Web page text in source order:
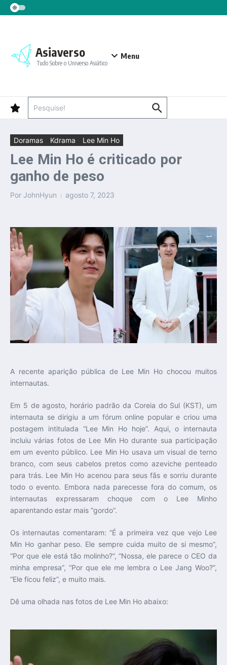
Ir para o conteúdo
Asiaverso
Tudo Sobre o Universo Asiático
Menu
Doramas Kdrama Lee Min Ho
Lee Min Ho é criticado por
ganho de peso
Por JohnHyun agosto 7, 2023
A recente aparição pública de Lee Min Ho chocou muitos
internautas.
Em 5 de agosto, horário padrão da Coreia do Sul (KST), um
internauta se dirigiu a um fórum online popular e criou uma
postagem intitulada “Lee Min Ho hoje”. Aqui, o internauta
incluiu várias fotos de Lee Min Ho durante sua participação
em um evento público. Lee Min Ho usava um visual de terno
branco, com seus cabelos pretos como azeviche penteado
para trás. Lee Min Ho acenou para seus fãs e sorriu durante
todo o evento. Embora nada parecesse fora do comum, os
internautas expressaram choque com o Lee Minho
aparentando estar mais “gordo”.
Os internautas comentaram: “É a primeira vez que vejo Lee
Min Ho ganhar peso. Ele sempre cuida muito de si mesmo”,
“Por que ele está tão molinho?”, “Nossa, ele parece o CEO da
minha empresa”, “Por que ele me lembra o Lee Jang Woo?”,
“Ele ficou feliz”, e muito mais.
Dê uma olhada nas fotos de Lee Min Ho abaixo: